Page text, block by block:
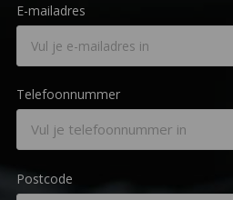
E-mailadres
Telefoonnummer
Postcode